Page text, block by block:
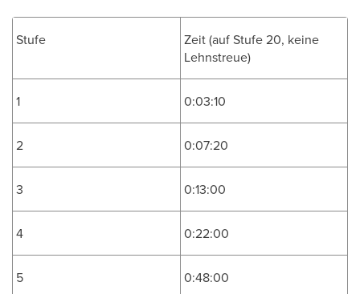
Stufe
Zeit (auf Stufe 20, keine
Lehnstreue)
1 0:03:10
2 0:07:20
3 0:13:00
4 0:22:00
5 0:48:00